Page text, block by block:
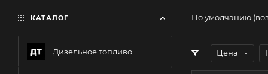
По умолчанию
Цена
КАТАЛОГ
Дизельное топливо